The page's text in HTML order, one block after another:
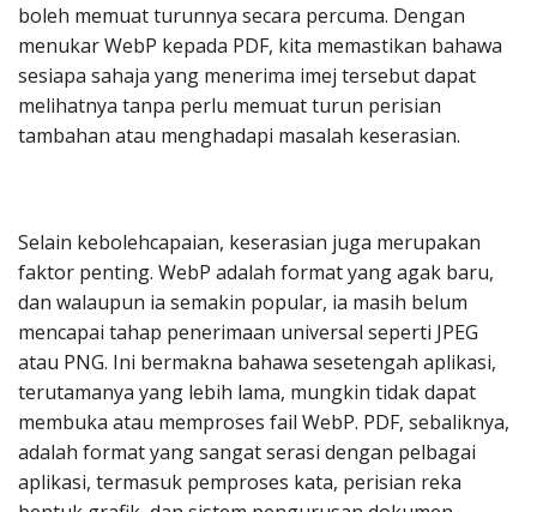
boleh memuat turunnya secara percuma. Dengan
menukar WebP kepada PDF, kita memastikan bahawa
sesiapa sahaja yang menerima imej tersebut dapat
melihatnya tanpa perlu memuat turun perisian
tambahan atau menghadapi masalah keserasian.
Selain kebolehcapaian, keserasian juga merupakan
faktor penting. WebP adalah format yang agak baru,
dan walaupun ia semakin popular, ia masih belum
mencapai tahap penerimaan universal seperti JPEG
atau PNG. Ini bermakna bahawa sesetengah aplikasi,
terutamanya yang lebih lama, mungkin tidak dapat
membuka atau memproses fail WebP. PDF, sebaliknya,
adalah format yang sangat serasi dengan pelbagai
aplikasi, termasuk pemproses kata, perisian reka